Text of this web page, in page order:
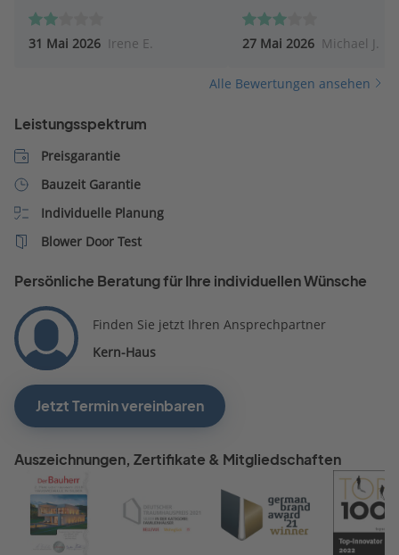
Rückmeldung. Nach einem
Anruf wurde uns ein Rückruf
nicht erfolgt ist. Für mich wirkt
Interesse an dem Auftrag.
Schade, denn eine kurze
hätten wir erwartet.
31 Mai 2026 Irene E.
Online Meeting statt, was
sehr entgegen kam.
einige Wiederspüche auf.
angepriesen
Verlauf wurde noch eine
Befragung durchgeführt,
27 Mai 2026 Michael J.
Alle Bewertungen ansehen
Leistungsspektrum
Preisgarantie
Bauzeit Garantie
Individuelle Planung
Blower Door Test
Persönliche Beratung für Ihre individuellen Wünsche
Finden Sie jetzt Ihren Ansprechpartner
Kern-Haus
Jetzt Termin vereinbaren
Auszeichnungen, Zertifikate & Mitgliedschaften